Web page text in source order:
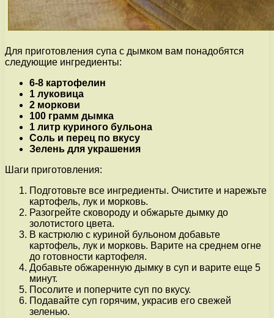
Для приготовления супа с дымком вам понадобятся
следующие ингредиенты:
6-8 картофелин
1 луковица
2 моркови
100 грамм дымка
1 литр куриного бульона
Соль и перец по вкусу
Зелень для украшения
Шаги приготовления:
Подготовьте все ингредиенты. Очистите и нарежьте
картофель, лук и морковь.
Разогрейте сковороду и обжарьте дымку до
золотистого цвета.
В кастрюлю с куриной бульоном добавьте
картофель, лук и морковь. Варите на среднем огне
до готовности картофеля.
Добавьте обжаренную дымку в суп и варите еще 5
минут.
Посолите и поперчите суп по вкусу.
Подавайте суп горячим, украсив его свежей
зеленью.